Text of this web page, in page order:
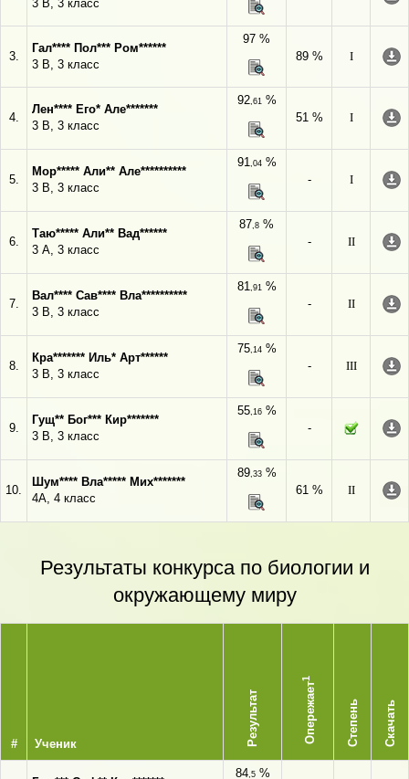
3 В, 3 класс
3.
Гал**** Пол*** Ром******
3 В, 3 класс
97 %
89 %
I
4.
Лен**** Его* Але*******
3 В, 3 класс
92,61%
51 %
I
5.
Мор***** Али** Але**********
3 В, 3 класс
91,04%
-
I
6.
Таю***** Али** Вад******
3 А, 3 класс
87,8 %
-
II
7.
Вал**** Сав**** Вла**********
3 В, 3 класс
81,91%
-
II
8.
Кра******* Иль* Арт******
3 В, 3 класс
75,14%
-
III
9.
Гущ** Бог*** Кир*******
3 В, 3 класс
55,16%
-
10.
Шум**** Вла***** Мих*******
4А, 4 класс
89,33%
61 %
II
Результаты конкурса по биологии и
окружающему миру
# Ученик Результат Опережает
1
Степень Скачать
84,5%